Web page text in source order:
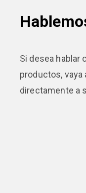
Si desea hablar
productos,
directamente a